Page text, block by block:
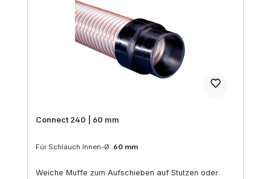
Connect 240 | 60 mm
Für Schlauch Innen-Ø: 60 mm
Weiche Muffe zum Aufschieben auf Stutzen oder